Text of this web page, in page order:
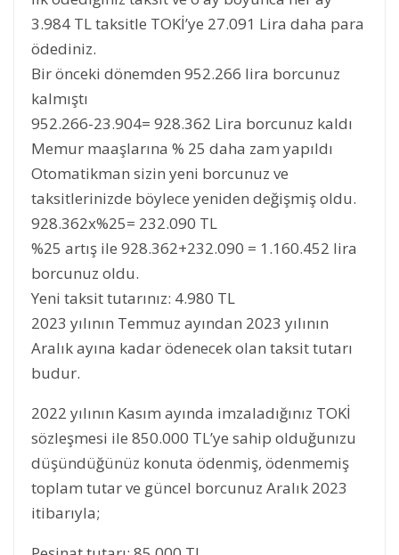
3.984 TL taksitle TOKİ’ye 27.091 Lira daha para
ödediniz.
Bir önceki dönemden 952.266 lira borcunuz
kalmıştı
952.266-23.904= 928.362 Lira borcunuz kaldı
Memur maaşlarına % 25 daha zam yapıldı
Otomatikman sizin yeni borcunuz ve
taksitlerinizde böylece yeniden değişmiş oldu.
928.362x%25= 232.090 TL
%25 artış ile 928.362+232.090 = 1.160.452 lira
borcunuz oldu.
Yeni taksit tutarınız: 4.980 TL
2023 yılının Temmuz ayından 2023 yılının
Aralık ayına kadar ödenecek olan taksit tutarı
budur.
2022 yılının Kasım ayında imzaladığınız TOKİ
sözleşmesi ile 850.000 TL’ye sahip olduğunızu
düşündüğünüz konuta ödenmiş, ödenmemiş
toplam tutar ve güncel borcunuz Aralık 2023
itibarıyla;